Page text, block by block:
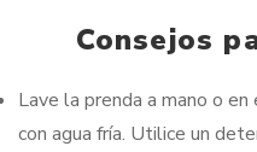
Consejos
Lave la prenda a mano o
con agua fría. Utilice un